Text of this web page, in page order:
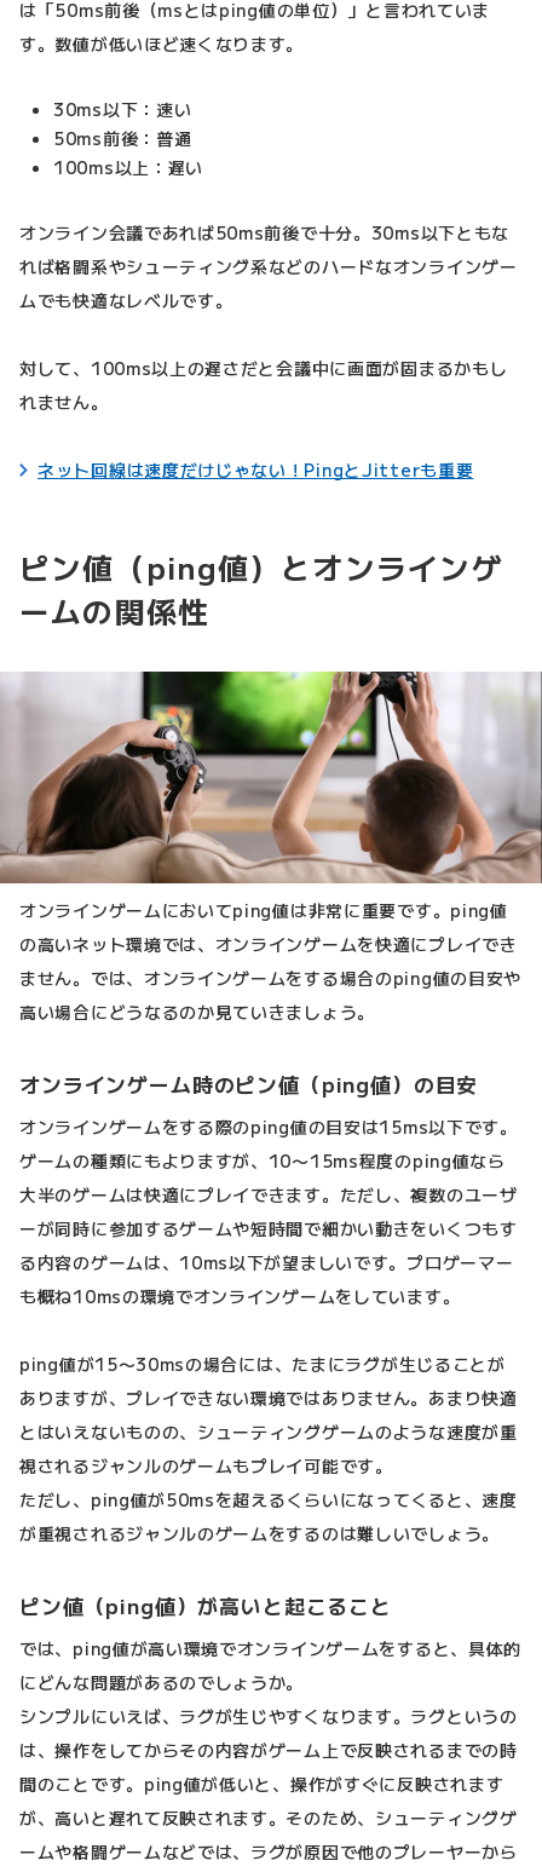
は「50ms前後（msとはping値の単位）」と言われていま
す。数値が低いほど速くなります。
30ms以下：速い
50ms前後：普通
100ms以上：遅い
オンライン会議であれば50ms前後で十分。30ms以下ともな
れば格闘系やシューティング系などのハードなオンラインゲー
ムでも快適なレベルです。
対して、100ms以上の遅さだと会議中に画面が固まるかもし
れません。
ネット回線は速度だけじゃない！PingとJitterも重要
ピン値（ping値）とオンラインゲ
ームの関係性
オンラインゲームにおいてping値は非常に重要です。ping値
の高いネット環境では、オンラインゲームを快適にプレイでき
ません。では、オンラインゲームをする場合のping値の目安や
高い場合にどうなるのか見ていきましょう。
オンラインゲーム時のピン値（ping値）の目安
オンラインゲームをする際のping値の目安は15ms以下です。
ゲームの種類にもよりますが、10〜15ms程度のping値なら
大半のゲームは快適にプレイできます。ただし、複数のユーザ
ーが同時に参加するゲームや短時間で細かい動きをいくつもす
る内容のゲームは、10ms以下が望ましいです。プロゲーマー
も概ね10msの環境でオンラインゲームをしています。
ping値が15〜30msの場合には、たまにラグが生じることが
ありますが、プレイできない環境ではありません。あまり快適
とはいえないものの、シューティングゲームのような速度が重
視されるジャンルのゲームもプレイ可能です。
ただし、ping値が50msを超えるくらいになってくると、速度
が重視されるジャンルのゲームをするのは難しいでしょう。
ピン値（ping値）が高いと起こること
では、ping値が高い環境でオンラインゲームをすると、具体的
にどんな問題があるのでしょうか。
シンプルにいえば、ラグが生じやすくなります。ラグというの
は、操作をしてからその内容がゲーム上で反映されるまでの時
間のことです。ping値が低いと、操作がすぐに反映されます
が、高いと遅れて反映されます。そのため、シューティングゲ
ームや格闘ゲームなどでは、ラグが原因で他のプレーヤーから